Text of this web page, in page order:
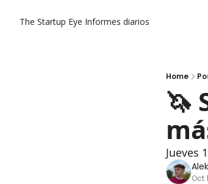
The Startup Eye Informes diarios
Home
🦄
Jueves
Oct